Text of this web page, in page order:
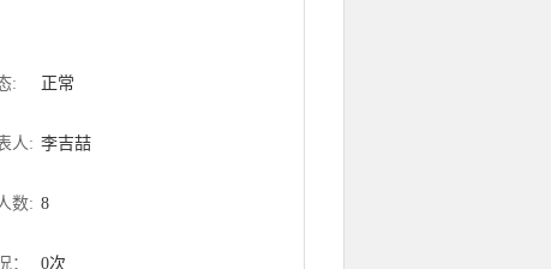
: 正常
人: 李吉喆
数: 8
： 0次